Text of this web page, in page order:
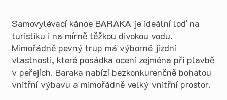
Samovylévací kánoe BARAKA je ideální loď na
turistiku i na mírně těžkou divokou vodu.
Mimořádně pevný trup má výborné jízdní
vlastnosti, které posádka ocení zejména při plavbě
v peřejích. Baraka nabízí bezkonkurenčně bohatou
vnitřní výbavu a mimořádně velký vnitřní prostor.